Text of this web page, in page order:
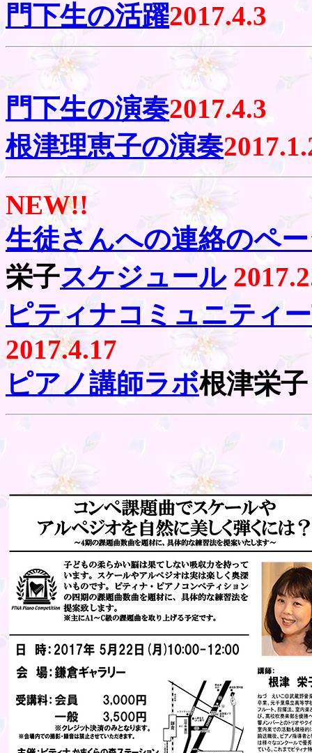
門下生の活躍2017.4.3
門下生の演奏2017.4.3
根津理恵子の演奏
NEW!!
生徒さんへの連絡のペ
栄子スケジュール
ピティナコミュニティ
2017.4.17
ピアノ講師ラボ根津栄子